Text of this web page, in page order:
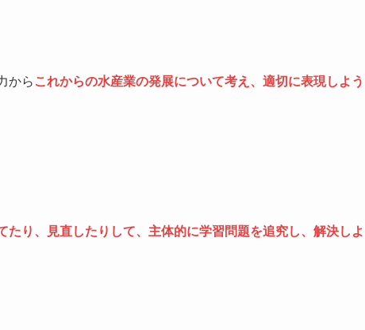
から これからの水産業の発展について考え、適切に表現しよう
たり、見直したりして、主体的に学習問題を追究し、解決しよ